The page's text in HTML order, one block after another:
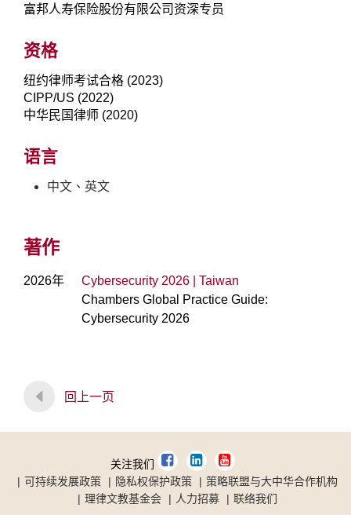
富邦人寿保险股份有限公司资深专员
资格
纽约律师考试合格 (2023)
CIPP/US (2022)
中华民国律师 (2020)
语言
中文、英文
著作
2026年
Cybersecurity 2026 | Taiwan
Chambers Global Practice Guide:
Cybersecurity 2026
回上一页
关注我们
可持续发展政策
隐私权保护政策
策略联盟与大中华合作机构
理律文教基金会
人力招募 联络我们